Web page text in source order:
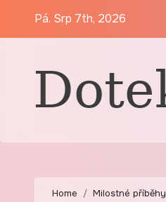
Pá. Srp 7th, 2026
Home Milostné příběhy